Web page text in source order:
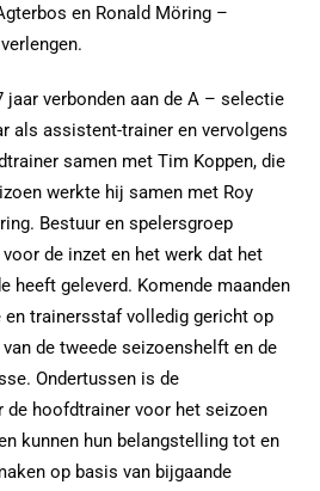
en Ronald Möring –
jaar verbonden aan de A – selectie
als assistent-trainer en vervolgens
samen met Tim Koppen, die
werkte hij samen met Roy
Bestuur en spelersgroep
de inzet en het werk dat het
heeft geleverd. Komende maanden
trainersstaf volledig gericht op
de tweede seizoenshelft en de
Ondertussen is de
de hoofdtrainer voor het seizoen
kunnen hun belangstelling tot en
op basis van bijgaande